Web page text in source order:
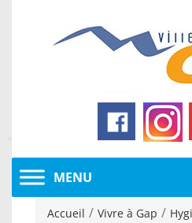
Accueil Vivre à Gap